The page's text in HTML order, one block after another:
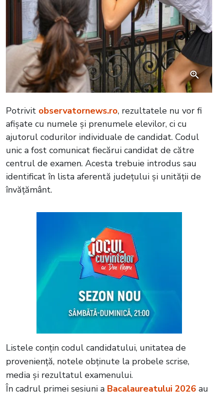
Potrivit observatornews.ro, rezultatele nu vor fi
afișate cu numele și prenumele elevilor, ci cu
ajutorul codurilor individuale de candidat. Codul
unic a fost comunicat fiecărui candidat de către
centrul de examen. Acesta trebuie introdus sau
identificat în lista aferentă județului și unității de
învățământ.
Listele conțin codul candidatului, unitatea de
proveniență, notele obținute la probele scrise,
media și rezultatul examenului.
În cadrul primei sesiuni a Bacalaureatului 2026 au